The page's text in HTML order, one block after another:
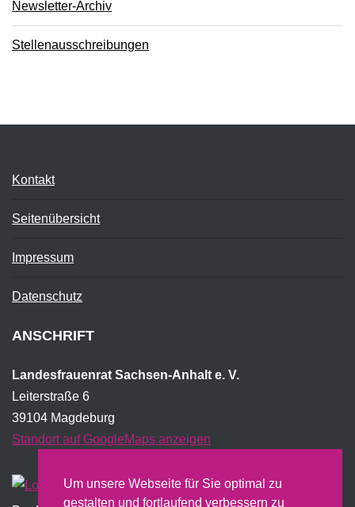
Um unsere Webseite für Sie optimal zu
gestalten und fortlaufend verbessern zu
Newsletter-Archiv
Stellenausschreibungen
Kontakt
Seitenübersicht
Impressum
Datenschutz
ANSCHRIFT
Landesfrauenrat Sachsen-Anhalt e. V.
Leiterstraße 6
39104 Magdeburg
Standort auf GoogleMaps anzeigen